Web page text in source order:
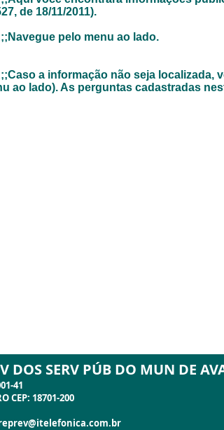
DOS SERV PÚB DO MUN DE
41
CEP: 18701-200